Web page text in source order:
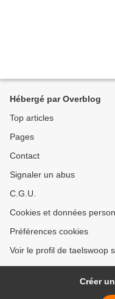
Hébergé par Overblog
Top articles
Pages
Contact
Signaler un abus
C.G.U.
Cookies et données
Préférences cookies
Voir le profil de taelswoop
Créer